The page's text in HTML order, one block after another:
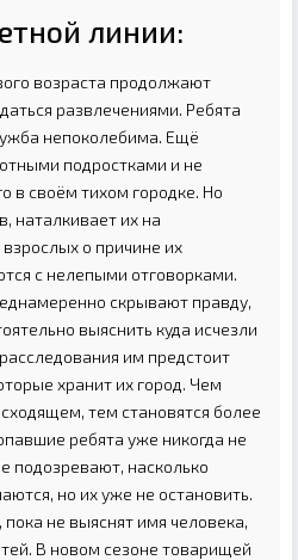
линии:
возраста продолжают
развлечениями. Ребята
непоколебима. Ещё
подростками и не
в своём тихом городке. Но
наталкивает их на
о причине их
с нелепыми отговорками.
скрывают правду,
выяснить куда исчезли
им предстоит
хранит их город. Чем
тем становятся более
ребята уже никогда не
подозревают, насколько
но их уже не остановить.
не выяснят имя человека,
В новом сезоне товарищей